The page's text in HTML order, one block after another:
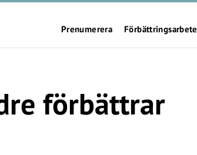
Prenumerera Förbättringsarbete
förbättrar